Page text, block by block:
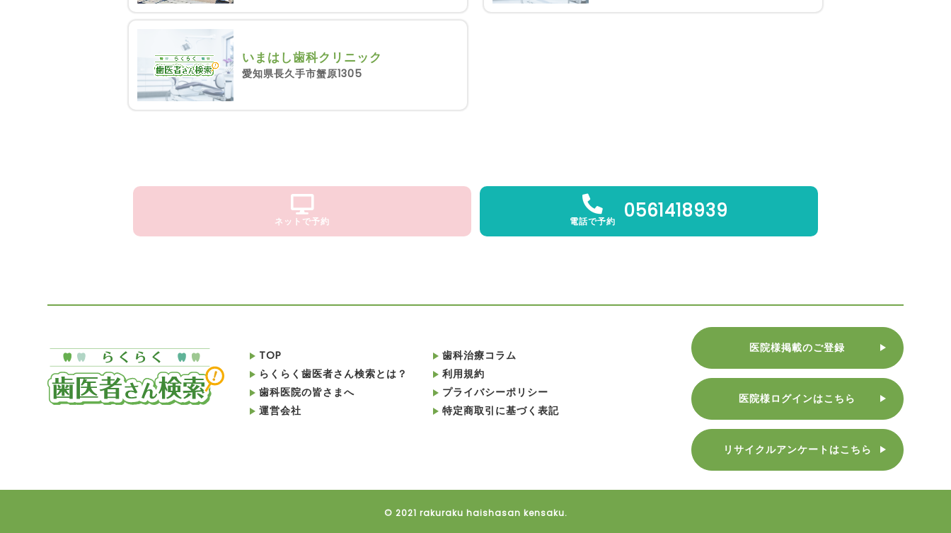
いまはし歯科クリニック
愛知県長久手市蟹原1305
ネットで予約 電話で予約 0561418939
TOP
らくらく歯医者さん検索とは？
歯科医院の皆さまへ
運営会社
歯科治療コラム
利用規約
プライバシーポリシー
特定商取引に基づく表記
医院様掲載のご登録
医院様ログインはこちら
リサイクルアンケートはこちら
© 2021 rakuraku haishasan kensaku.